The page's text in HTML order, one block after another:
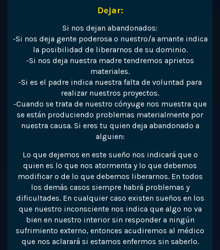
Dejar:
Si nos dejan abandonados:
-Si nos deja gente poderosa o nuestro/a amante indica
la posibilidad de liberarnos de su dominio.
-Si nos deja nuestra madre tendremos aprietos
materiales.
-Si es el padre indica nuestra falta de voluntad para
realizar nuestros proyectos.
-Cuando se trata de nuestro cónyuge nos muestra que
se están produciendo problemas materialmente por
nuestra causa. Si eres tu quien deja abandonado a
alguien:
Lo que dejemos en este sueño nos indicará que o
quien es lo que nos atormenta y lo que debemos
modificar o de lo que debemos liberarnos. En todos
los demás casos siempre habrá problemas y
dificultades. En cualquier caso existen sueños en los
que nuestro inconsciente nos indica que algo no va
bien en nuestro interior sin responder a ningún
sufrimiento externo, entonces acudiremos al médico
que nos aclarará si estamos enfermos sin saberlo.